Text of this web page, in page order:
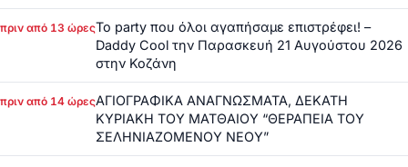
πριν από 13 ώρεςΤο party που όλοι αγαπήσαμε επιστρέφει! –
Daddy Cool την Παρασκευή 21 Αυγούστου 2026
στην Κοζάνη
πριν από 14 ώρεςΑΓΙΟΓΡΑΦΙΚΑ ΑΝΑΓΝΩΣΜΑΤΑ, ΔΕΚΑΤΗ
ΚΥΡΙΑΚΗ ΤΟΥ ΜΑΤΘΑΙΟΥ “ΘΕΡΑΠΕΙΑ ΤΟΥ
ΣΕΛΗΝΙΑΖΟΜΕΝΟΥ ΝΕΟΥ”